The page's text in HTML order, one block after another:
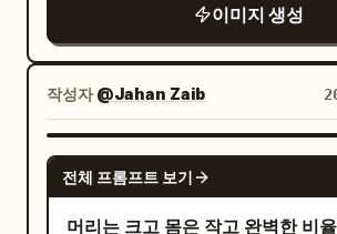
photography for the main
polished cartoon chibi
realism, no text, no
2:3 aspect ratio.
She wears a dark frilly gothic
a small collar and a black
featuring a vivid pink buckle
the bottom center. Use a
palette of navy, charcoal,
white, muted cyan, and small
pink highlights. Lighting
쪽 상단에는 유리 풍경이 걸려 있고
단에는 금붕어 어항과 둥근 꽃무
있습니다. 캐릭터/표정: 카메라를 향해 부드럽
고 친근한 미소를 지으며 왼쪽을
있습니다. 부드러운 달걀형 얼굴,
의 밝은 갈색 눈, 자연스러운 얇은
긴 머리는 얇은 앞머리와 함께 하
이미지 생성
작성자@Jahan Zaib
전체 프롬프트 보기
머리는 크고 몸은 작고 완벽한 비